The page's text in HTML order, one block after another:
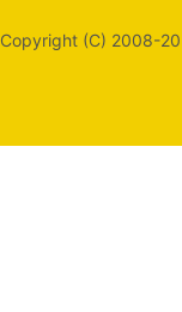
Copyright (C) 2008-